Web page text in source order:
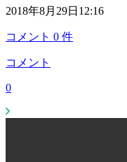
2018年8月29日12:16
コメント 0 件
コメント
0